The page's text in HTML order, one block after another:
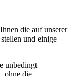
die auf unserer
und einige
unbedingt
ohne die